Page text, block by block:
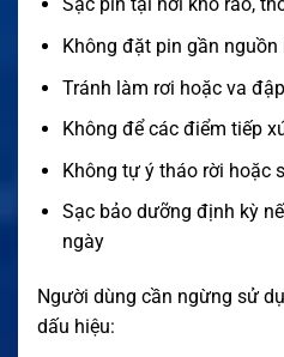
Sạc pin tại nơi khô ráo,
Không đặt pin gần nguồn
Tránh làm rơi hoặc va
Không để các điểm tiếp
Không tự ý tháo rời hoặc
Sạc bảo dưỡng định kỳ
ngày
Người dùng cần ngừng sử
dấu hiệu: